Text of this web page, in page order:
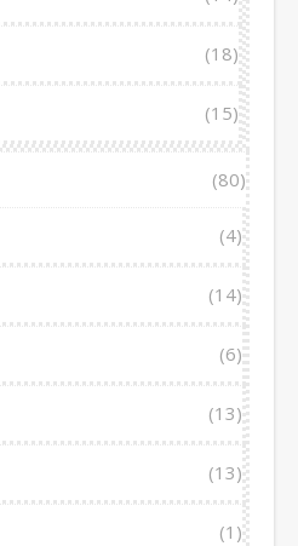
(18)
(15)
(80)
(4)
(14)
(6)
(13)
(13)
(1)